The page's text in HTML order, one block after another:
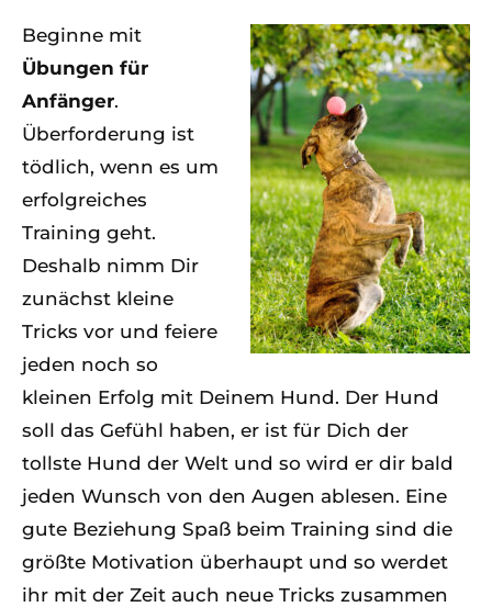
Beginne mit
Übungen für
Anfänger.
Überforderung ist
tödlich, wenn es um
erfolgreiches
Training geht.
Deshalb nimm Dir
zunächst kleine
Tricks vor und feiere
jeden noch so
kleinen Erfolg mit Deinem Hund. Der Hund
soll das Gefühl haben, er ist für Dich der
tollste Hund der Welt und so wird er dir bald
jeden Wunsch von den Augen ablesen. Eine
gute Beziehung Spaß beim Training sind die
größte Motivation überhaupt und so werdet
ihr mit der Zeit auch neue Tricks zusammen